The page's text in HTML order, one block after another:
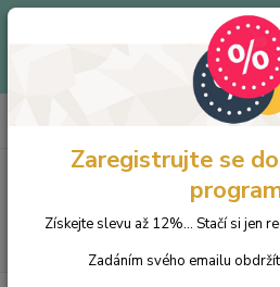
Až -40% - Objevte produkty v
Platí do
Doprava od 39 Kč k
CZK
(Po-Pá, 9-15:30 hod.)
Zaregistrujte se
Získejte slevu až 12%... Stačí si jen
Zadáním svého emailu